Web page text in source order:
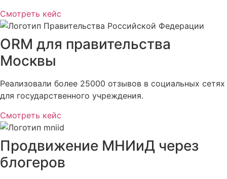
Смотреть кейс
ORM для правительства
Москвы
Реализовали более 25000 отзывов в социальных сетях
для государственного учреждения.
Смотреть кейс
Продвижение МНИиД через
блогеров